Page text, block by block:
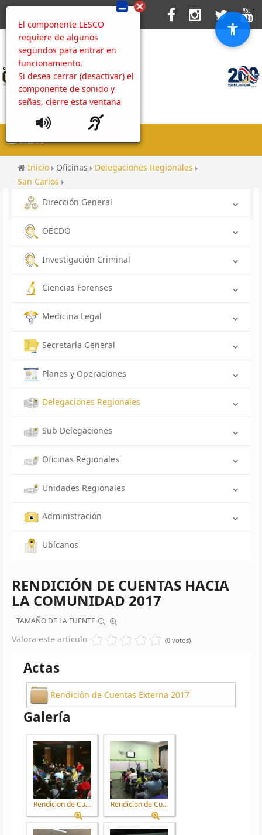
El componente LESCO
requiere de algunos
segundos para entrar en
funcionamiento.
Si desea cerrar (desactivar) el
componente de sonido y
señas, cierre esta ventana
MENU
Inicio Oficinas
Delegaciones Regionales
San Carlos
Rendición de cuentas hacia las comunidades 2017
Rendición de cuentas hacia la comunidad 2017
Dirección General
OECDO
Investigación Criminal
Ciencias Forenses
Medicina Legal
Secretaría General
Planes y Operaciones
Delegaciones Regionales
Sub Delegaciones
Oficinas Regionales
Unidades Regionales
Administración
Ubícanos
RENDICIÓN DE CUENTAS HACIA
LA COMUNIDAD 2017
TAMAÑO DE LA FUENTE
Valora este artículo (0 votos)
Actas
Rendición de Cuentas Externa 2017
Galería
Rendicion de Cu... Rendicion de Cu...